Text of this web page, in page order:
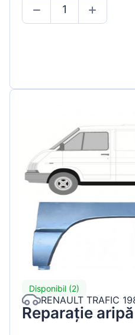
Disponibil (2)
RENAULT TRAFIC
Reparație